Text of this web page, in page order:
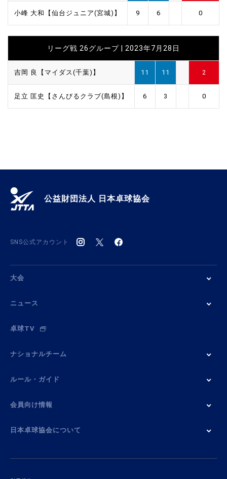
小峰 大和【仙台ジュニア(宮城)】 9 6 0
リーグ戦 26グループ | 2023年7月28日
吉岡 良【マイダス(千葉)】 11 11 2
足立 匡史【さんびるクラブ(島根)】 6 3 0
公益財団法人 日本卓球協会
SNS公式アカウント
大会
ニュース
卓球TV
ナショナルチーム
ルール・ガイド
会員向け情報
日本卓球協会について